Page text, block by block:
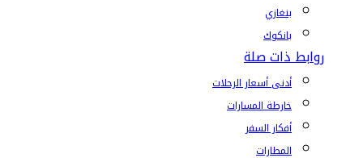
بنغازي
بانكوك
روابط ذات صلة
أدنى أسعار الرحلات
خارطة المسارات
أفكار السفر
المطارات